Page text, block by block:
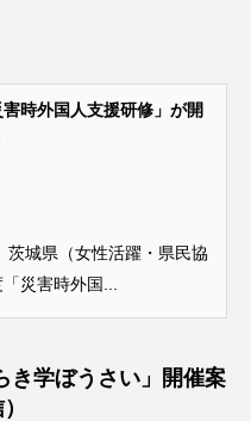
時外国人支援研修」が開
城県（女性活躍・県民協
災害時外国...
き学ぼうさい」開催案